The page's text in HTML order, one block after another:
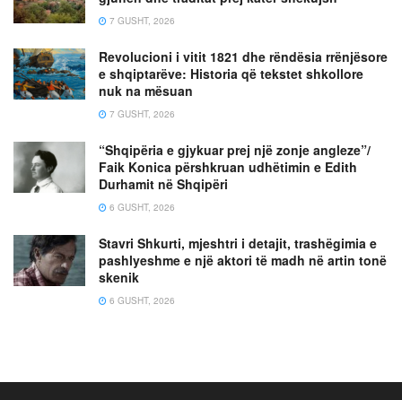
7 GUSHT, 2026
Revolucioni i vitit 1821 dhe rëndësia rrënjësore
e shqiptarëve: Historia që tekstet shkollore
nuk na mësuan
7 GUSHT, 2026
“Shqipëria e gjykuar prej një zonje angleze”/
Faik Konica përshkruan udhëtimin e Edith
Durhamit në Shqipëri
6 GUSHT, 2026
Stavri Shkurti, mjeshtri i detajit, trashëgimia e
pashlyeshme e një aktori të madh në artin tonë
skenik
6 GUSHT, 2026